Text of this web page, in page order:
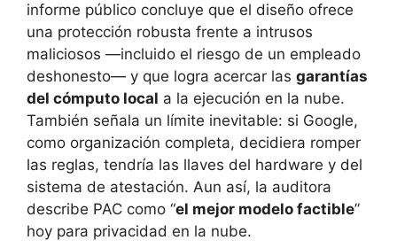
informe público concluye que el diseño ofrece
una protección robusta frente a intrusos
maliciosos —incluido el riesgo de un empleado
deshonesto— y que logra acercar las garantías
del cómputo local a la ejecución en la nube.
También señala un límite inevitable: si Google,
como organización completa, decidiera romper
las reglas, tendría las llaves del hardware y del
sistema de atestación. Aun así, la auditora
describe PAC como “el mejor modelo factible”
hoy para privacidad en la nube.